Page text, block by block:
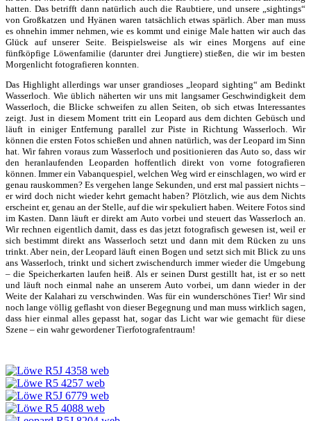
hatten. Das betrifft dann natürlich auch die Raubtiere, und unsere „sightings“
von Großkatzen und Hyänen waren tatsächlich etwas spärlich. Aber man muss
es ohnehin immer nehmen, wie es kommt und einige Male hatten wir auch das
Glück auf unserer Seite. Beispielsweise als wir eines Morgens auf eine
fünfköpfige Löwenfamilie (darunter drei Jungtiere) stießen, die wir im besten
Morgenlicht fotografieren konnten.
Das Highlight allerdings war unser grandioses „leopard sighting“ am Bedinkt
Wasserloch. Wie üblich näherten wir uns mit langsamer Geschwindigkeit dem
Wasserloch, die Blicke schweifen zu allen Seiten, ob sich etwas Interessantes
zeigt. Just in diesem Moment tritt ein Leopard aus dem dichten Gebüsch und
läuft in einiger Entfernung parallel zur Piste in Richtung Wasserloch. Wir
können die ersten Fotos schießen und ahnen natürlich, was der Leopard im Sinn
hat. Wir fahren voraus zum Wasserloch und positionieren das Auto so, dass wir
den heranlaufenden Leoparden hoffentlich direkt von vorne fotografieren
können. Immer ein Vabanquespiel, welchen Weg wird er einschlagen, wo wird er
genau rauskommen? Es vergehen lange Sekunden, und erst mal passiert nichts –
er wird doch nicht wieder kehrt gemacht haben? Plötzlich, wie aus dem Nichts
erscheint er, genau an der Stelle, auf die wir spekuliert haben. Weitere Fotos sind
im Kasten. Dann läuft er direkt am Auto vorbei und steuert das Wasserloch an.
Wir rechnen eigentlich damit, dass es das jetzt fotografisch gewesen ist, weil er
sich bestimmt direkt ans Wasserloch setzt und dann mit dem Rücken zu uns
trinkt. Aber nein, der Leopard läuft einen Bogen und setzt sich mit Blick zu uns
ans Wasserloch, trinkt und sichert zwischendurch immer wieder die Umgebung
– die Speicherkarten laufen heiß. Als er seinen Durst gestillt hat, ist er so nett
und läuft noch einmal nahe an unserem Auto vorbei, um dann wieder in der
Weite der Kalahari zu verschwinden. Was für ein wunderschönes Tier! Wir sind
noch lange völlig geflasht von dieser Begegnung und man muss wirklich sagen,
dass hier einmal alles gepasst hat, sogar das Licht war wie gemacht für diese
Szene – ein wahr gewordener Tierfotografentraum!